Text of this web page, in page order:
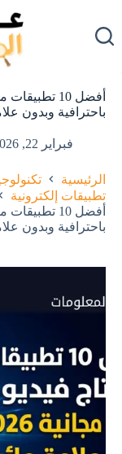
المحتوى
أفضل 10
باحترافية وبدون
فبراير 22, 2026
الرئيسية
تطبيقات إلكترونية
أفضل 10
باحترافية وبدون